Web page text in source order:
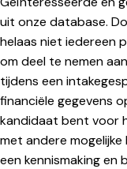
uit onze database.
helaas niet iedereen
om deel te nemen
tijdens een
financiële gegevens
kandidaat bent voor
met andere
een kennismaking